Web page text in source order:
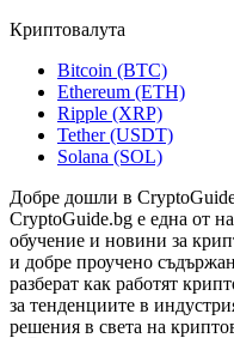
Криптовалута
Bitcoin (BTC)
Ethereum (ETH)
Ripple (XRP)
Tether (USDT)
Solana (SOL)
Добре дошли в
CryptoGuide.bg е една от
обучение и новини за
и добре проучено
разберат как работят
за тенденциите в
решения в света на